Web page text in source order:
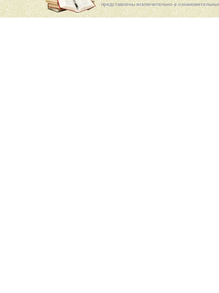
представлены исключительно в